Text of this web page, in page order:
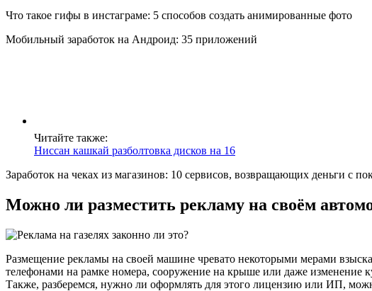
Что такое гифы в инстаграме: 5 способов создать анимированные фото
Мобильный заработок на Андроид: 35 приложений
Читайте также:
Ниссан кашкай разболтовка дисков на 16
Заработок на чеках из магазинов: 10 сервисов, возвращающих деньги с
Можно ли разместить рекламу на своём
​Размещение рекламы на своей машине чревато некоторыми мерами
телефонами на рамке номера, сооружение на крыше или даже изменение
Также, разберемся, нужно ли оформлять для этого лицензию или ИП,